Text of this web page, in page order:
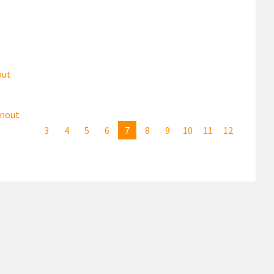
3
4 5 6 7 8 9 10 11 12